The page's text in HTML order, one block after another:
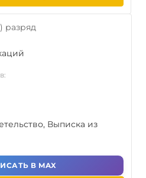
разряд
Выписка из
В MAX